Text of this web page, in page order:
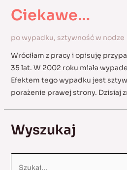
Ciekawe…
po wypadku, sztywność w nodze
Wróciłam z pracy i opisuję
35 lat. W 2002 roku miała
Efektem tego wypadku jest
porażenie prawej strony. Dzisiaj
Wyszukaj